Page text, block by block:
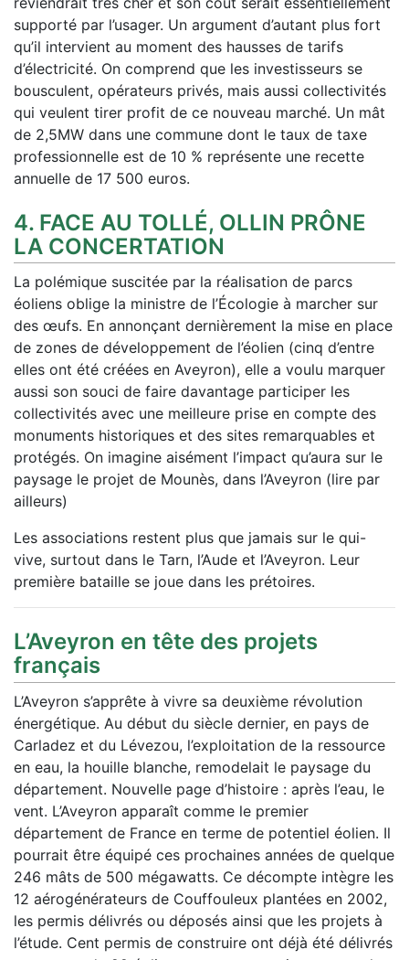
supporté par l’usager. Un argument d’autant plus fort
qu’il intervient au moment des hausses de tarifs
d’électricité. On comprend que les investisseurs se
bousculent, opérateurs privés, mais aussi collectivités
qui veulent tirer profit de ce nouveau marché. Un mât
de 2,5MW dans une commune dont le taux de taxe
professionnelle est de 10 % représente une recette
annuelle de 17 500 euros.
4. FACE AU TOLLÉ, OLLIN PRÔNE
LA CONCERTATION
La polémique suscitée par la réalisation de parcs
éoliens oblige la ministre de l’Écologie à marcher sur
des œufs. En annonçant dernièrement la mise en place
de zones de développement de l’éolien (cinq d’entre
elles ont été créées en Aveyron), elle a voulu marquer
aussi son souci de faire davantage participer les
collectivités avec une meilleure prise en compte des
monuments historiques et des sites remarquables et
protégés. On imagine aisément l’impact qu’aura sur le
paysage le projet de Mounès, dans l’Aveyron (lire par
ailleurs)
Les associations restent plus que jamais sur le qui-
vive, surtout dans le Tarn, l’Aude et l’Aveyron. Leur
première bataille se joue dans les prétoires.
L’Aveyron en tête des projets
français
L’Aveyron s’apprête à vivre sa deuxième révolution
énergétique. Au début du siècle dernier, en pays de
Carladez et du Lévezou, l’exploitation de la ressource
en eau, la houille blanche, remodelait le paysage du
département. Nouvelle page d’histoire : après l’eau, le
vent. L’Aveyron apparaît comme le premier
département de France en terme de potentiel éolien. Il
pourrait être équipé ces prochaines années de quelque
246 mâts de 500 mégawatts. Ce décompte intègre les
12 aérogénérateurs de Couffouleux plantées en 2002,
les permis délivrés ou déposés ainsi que les projets à
l’étude. Cent permis de construire ont déjà été délivrés